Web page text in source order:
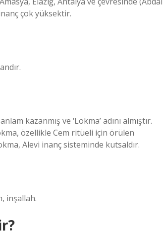
çok yüksektir.
kazanmış ve ‘Lokma’ adını almıştır.
özellikle Cem ritüeli için örülen
Alevi inanç sisteminde kutsaldır.
inşallah.